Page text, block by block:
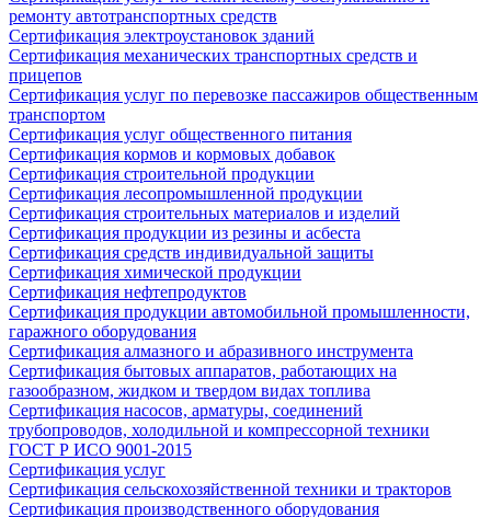
ремонту автотранспортных средств
Сертификация электроустановок зданий
Сертификация механических транспортных средств и
прицепов
Сертификация услуг по перевозке пассажиров общественным
транспортом
Сертификация услуг общественного питания
Сертификация кормов и кормовых добавок
Сертификация строительной продукции
Сертификация лесопромышленной продукции
Сертификация строительных материалов и изделий
Сертификация продукции из резины и асбеста
Сертификация средств индивидуальной защиты
Сертификация химической продукции
Сертификация нефтепродуктов
Сертификация продукции автомобильной промышленности,
гаражного оборудования
Сертификация алмазного и абразивного инструмента
Сертификация бытовых аппаратов, работающих на
газообразном, жидком и твердом видах топлива
Сертификация насосов, арматуры, соединений
трубопроводов, холодильной и компрессорной техники
ГОСТ Р ИСО 9001-2015
Сертификация услуг
Сертификация сельскохозяйственной техники и тракторов
Сертификация производственного оборудования